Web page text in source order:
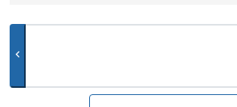
chevron_left